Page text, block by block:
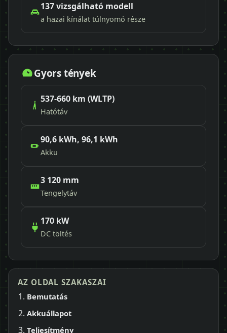
137 vizsgálható modell
a hazai kínálat túlnyomó része
Gyors tények
537-660 km (WLTP)
Hatótáv
90,6 kWh, 96,1 kWh
Akku
3 120 mm
Tengelytáv
170 kW
DC töltés
AZ OLDAL SZAKASZAI
Bemutatás
Akkuállapot
Teljesítmény